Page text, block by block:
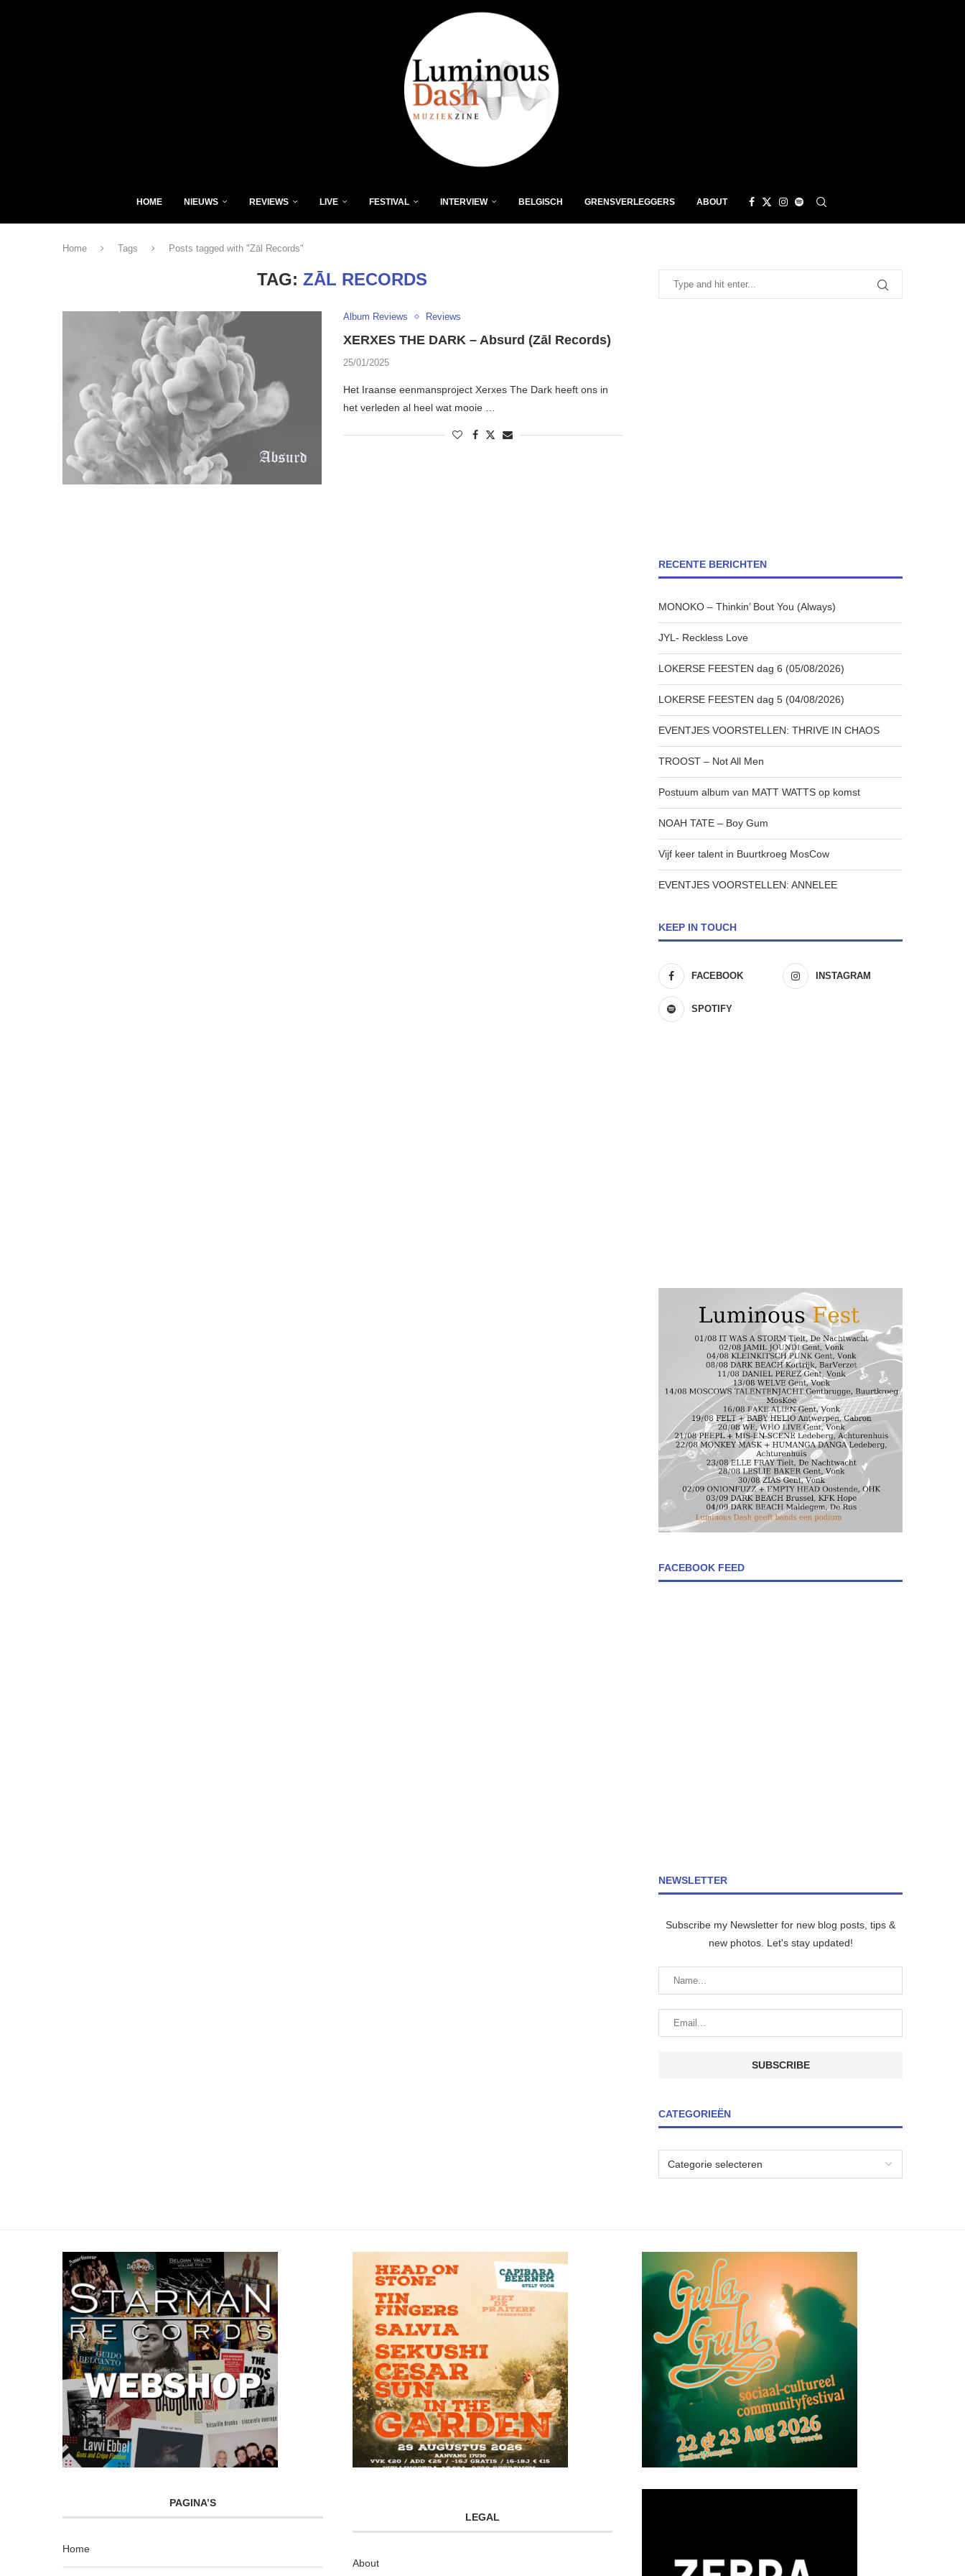
HOME NIEUWS REVIEWS LIVE FESTIVAL INTERVIEW BELGISCH GRENSVERLEGGERS ABOUT
Home Tags Posts tagged with "Zāl Records"
TAG:ZĀL RECORDS
Album Reviews Reviews
XERXES THE DARK – Absurd (Zāl Records)
25/01/2025
Het Iraanse eenmansproject Xerxes The Dark heeft ons in
het verleden al heel wat mooie …
RECENTE BERICHTEN
MONOKO – Thinkin’ Bout You (Always)
JYL- Reckless Love
LOKERSE FEESTEN dag 6 (05/08/2026)
LOKERSE FEESTEN dag 5 (04/08/2026)
EVENTJES VOORSTELLEN: THRIVE IN CHAOS
TROOST – Not All Men
Postuum album van MATT WATTS op komst
NOAH TATE – Boy Gum
Vijf keer talent in Buurtkroeg MosCow
EVENTJES VOORSTELLEN: ANNELEE
KEEP IN TOUCH
FACEBOOK INSTAGRAM
SPOTIFY
FACEBOOK FEED
NEWSLETTER
Subscribe my Newsletter for new blog posts, tips &
new photos. Let's stay updated!
CATEGORIEËN
PAGINA’S
Home
LEGAL
About